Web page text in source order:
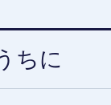
ちに